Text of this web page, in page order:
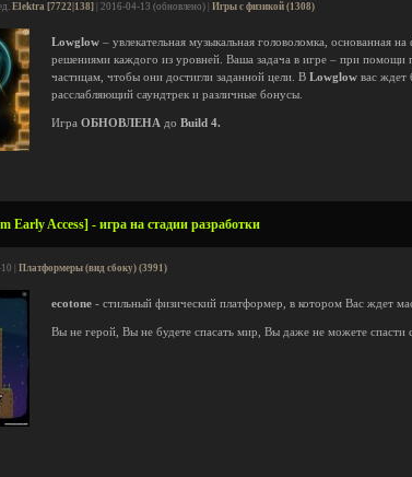
Elektra [7722|138] | 2016-04-13 (обновлено) | Игры с физикой (1308)
Lowglow – увлекательная музыкальная головоломка, основанная
решениями каждого из уровней. Ваша задача в игре – при помощи
частицам, чтобы они достигли заданной цели. В Lowglow вас ждет
расслабляющий саундтрек и различные бонусы.
Игра ОБНОВЛЕНА до Build 4.
Early Access] - игра на стадии разработки
| Платформеры (вид сбоку) (3991)
ecotone - стильный физический платформер, в котором Вас ждет
Вы не герой, Вы не будете спасать мир, Вы даже не можете спасти